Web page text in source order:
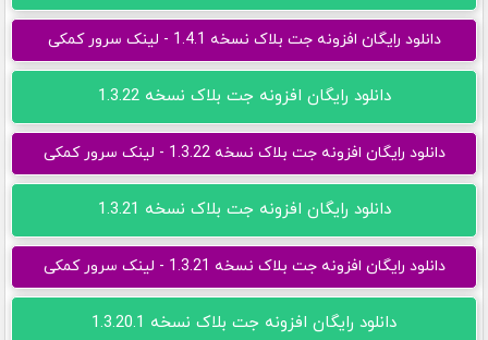
دانلود رایگان افزونه جت بلاک نسخه 1.4.1 - لینک سرور کمکی
دانلود رایگان افزونه جت بلاک نسخه 1.3.22
دانلود رایگان افزونه جت بلاک نسخه 1.3.22 - لینک سرور کمکی
دانلود رایگان افزونه جت بلاک نسخه 1.3.21
دانلود رایگان افزونه جت بلاک نسخه 1.3.21 - لینک سرور کمکی
دانلود رایگان افزونه جت بلاک نسخه 1.3.20.1